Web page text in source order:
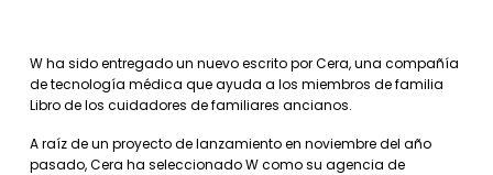
W ha sido entregado un nuevo escrito por Cera, una compañía
de tecnología médica que ayuda a los miembros de familia
Libro de los cuidadores de familiares ancianos.
A raíz de un proyecto de lanzamiento en noviembre del año
pasado, Cera ha seleccionado W como su agencia de